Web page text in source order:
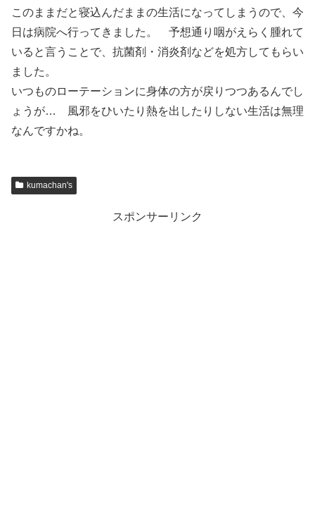
このままだと寝込んだままの生活になってしまうので、今
日は病院へ行ってきました。 予想通り咽がえらく腫れて
いると言うことで、抗菌剤・消炎剤などを処方してもらい
ました。
いつものローテーションに身体の方が戻りつつあるんでし
ょうが… 風邪をひいたり熱を出したりしない生活は無理
なんですかね。
kumachan's
スポンサーリンク